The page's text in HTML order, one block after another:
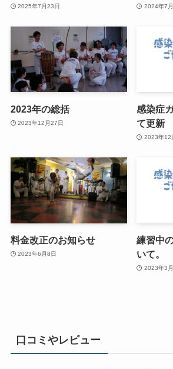
2025年7月23日 2024年7
2023年の総括
2023年12月27日
感染症
て更新
2023年12
料金改正のお知らせ
2023年6月8日
練習中
いて。
2023年3
口コミやレビュー